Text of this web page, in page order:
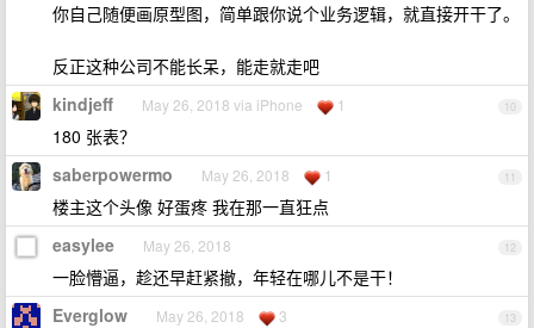
你自己随便画原型图，简单跟你说个业务逻辑，就直接开干了。
反正这种公司不能长呆，能走就走吧
10
kindjeff May 26, 2018 via iPhone 1
180 张表？
11
saberpowermo May 26, 2018 1
楼主这个头像 好蛋疼 我在那一直狂点
12
easylee May 26, 2018
一脸懵逼，趁还早赶紧撤，年轻在哪儿不是干！
13
Everglow May 26, 2018 3